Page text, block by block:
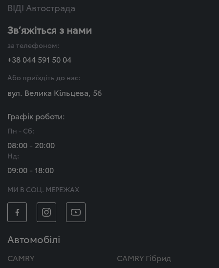
ВІДІ Автострада
Зв’яжіться з нами
за телефоном:
+38 044 591 50 04
Або приїздіть до нас:
вул. Велика Кільцева, 56
Графік роботи:
Пн - Сб:
08:00 - 20:00
Нд:
09:00 - 18:00
МИ В СОЦ. МЕРЕЖАХ
Автомобілі
CAMRY
CAMRY Гібрид